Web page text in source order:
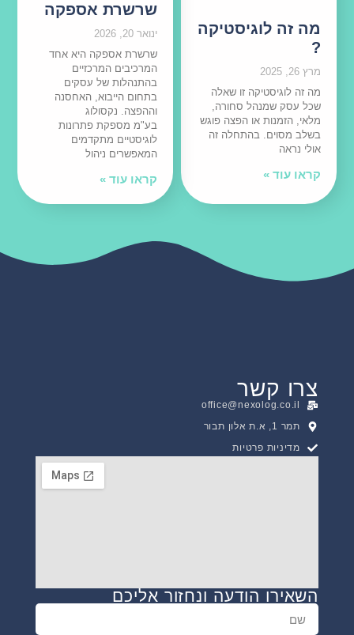
מה זה לוגיסטיקה
?
מרץ 26, 2025
מה זה לוגיסטיקה זו שאלה
שכל עסק שמנהל סחורה,
מלאי, הזמנות או הפצה פוגש
בשלב מסוים. בהתחלה זה
אולי נראה
קראו עוד »
שרשרת אספקה
ינואר 20, 2026
שרשרת אספקה היא אחד
המרכיבים המרכזיים
בהתנהלות של עסקים
בתחום הייבוא, האחסנה
וההפצה. נקסולוג
בע"מ מספקת פתרונות
לוגיסטיים מתקדמים
המאפשרים ניהול
קראו עוד »
צרו קשר
office@nexolog.co.il
תמר 1, א.ת אלון תבור
מדיניות פרטיות
השאירו הודעה ונחזור אליכם